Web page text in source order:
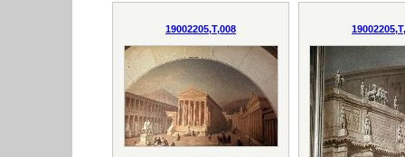
19002205,T,008